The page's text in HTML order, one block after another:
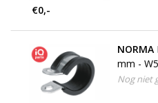
€0,-
NORMA
mm -
Nog niet